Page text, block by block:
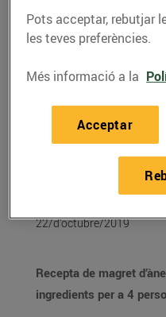
RECEPTES
Recepta
d’ànec
gingebre
22/d’octubre/2019
Recepta de magret
ingredients per a 4
Pots acceptar, rebutjar
les teves preferències.
Més informació a la
Acceptar